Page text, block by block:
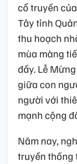
cổ truyền
Tây tỉnh
thu hoạch
mùa màng
đầy. Lễ
giữa con
người với
mạnh cộng
Năm nay,
truyền thống